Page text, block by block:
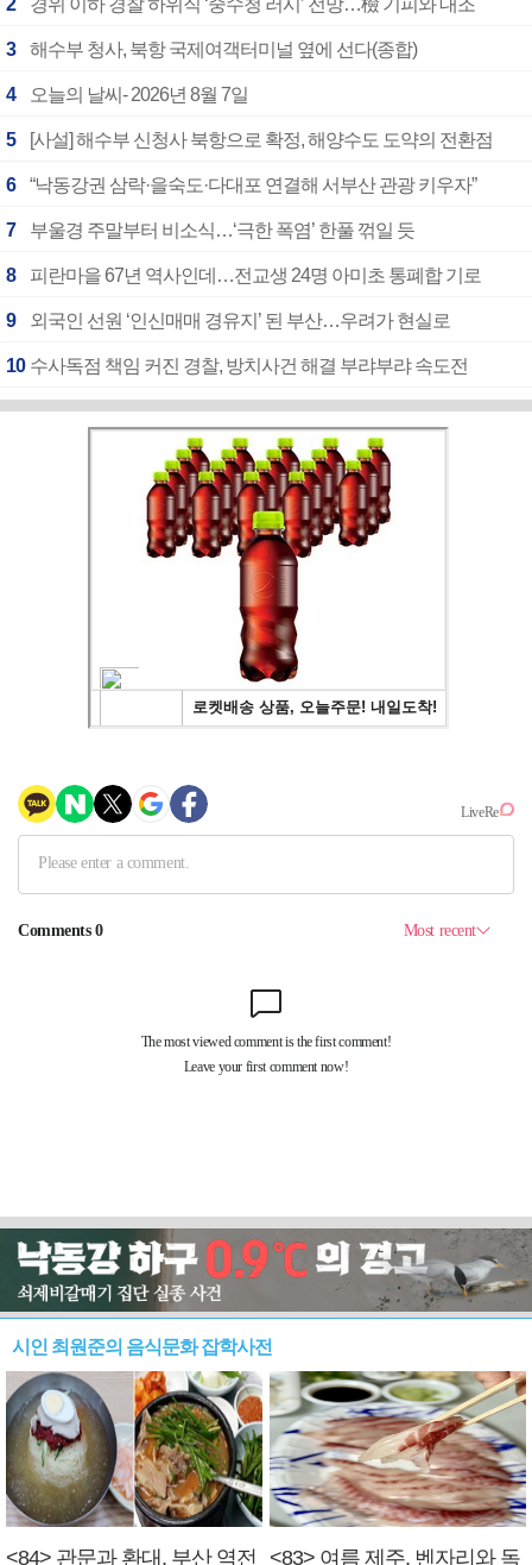
2 경위 이하 경찰 하위직 ‘중수청 러시’ 전망…檢 기피와 대조
3 해수부 청사, 북항 국제여객터미널 옆에 선다(종합)
4 오늘의 날씨- 2026년 8월 7일
5 [사설] 해수부 신청사 북항으로 확정, 해양수도 도약의 전환점
6 “낙동강권 삼락·을숙도·다대포 연결해 서부산 관광 키우자”
7 부울경 주말부터 비소식…‘극한 폭염’ 한풀 꺾일 듯
8 피란마을 67년 역사인데…전교생 24명 아미초 통폐합 기로
9 외국인 선원 ‘인신매매 경유지’ 된 부산…우려가 현실로
10 수사독점 책임 커진 경찰, 방치사건 해결 부랴부랴 속도전
시인 최원준의 음식문화 잡학사전
<84> 관문과 환대, 부산 역전
<83> 여름 제주, 벤자리와 독